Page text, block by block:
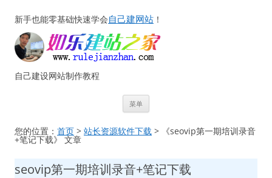
新手也能零基础快速学会自己建网站 ！
自己建设网站制作教程
菜单
文
您的位置： 首页 > 站长资源软件下载 > 《seovip第一期培训录音
+笔记下载》 文章
seovip第一期培训录音+笔记下载